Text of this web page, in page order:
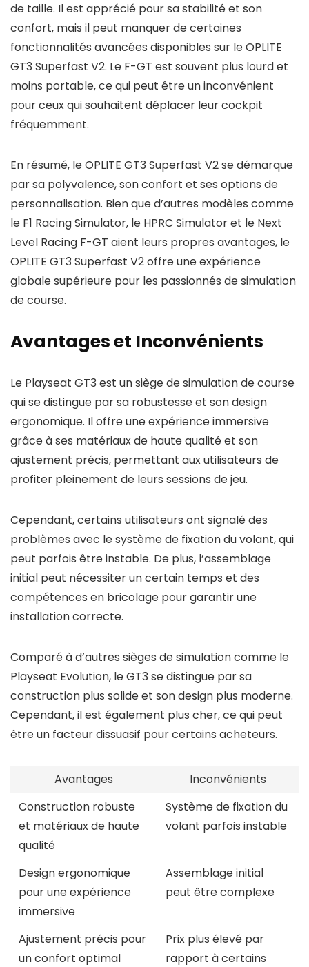
de taille. Il est apprécié pour sa stabilité et son
confort, mais il peut manquer de certaines
fonctionnalités avancées disponibles sur le OPLITE
GT3 Superfast V2. Le F-GT est souvent plus lourd et
moins portable, ce qui peut être un inconvénient
pour ceux qui souhaitent déplacer leur cockpit
fréquemment.
En résumé, le OPLITE GT3 Superfast V2 se démarque
par sa polyvalence, son confort et ses options de
personnalisation. Bien que d’autres modèles comme
le F1 Racing Simulator, le HPRC Simulator et le Next
Level Racing F-GT aient leurs propres avantages, le
OPLITE GT3 Superfast V2 offre une expérience
globale supérieure pour les passionnés de simulation
de course.
Avantages et Inconvénients
Le Playseat GT3 est un siège de simulation de course
qui se distingue par sa robustesse et son design
ergonomique. Il offre une expérience immersive
grâce à ses matériaux de haute qualité et son
ajustement précis, permettant aux utilisateurs de
profiter pleinement de leurs sessions de jeu.
Cependant, certains utilisateurs ont signalé des
problèmes avec le système de fixation du volant, qui
peut parfois être instable. De plus, l’assemblage
initial peut nécessiter un certain temps et des
compétences en bricolage pour garantir une
installation correcte.
Comparé à d’autres sièges de simulation comme le
Playseat Evolution, le GT3 se distingue par sa
construction plus solide et son design plus moderne.
Cependant, il est également plus cher, ce qui peut
être un facteur dissuasif pour certains acheteurs.
Avantages
Inconvénients
Construction robuste
et matériaux de haute
qualité
Système de fixation du
volant parfois instable
Design ergonomique
pour une expérience
immersive
Assemblage initial
peut être complexe
Ajustement précis pour
un confort optimal
Prix plus élevé par
rapport à certains